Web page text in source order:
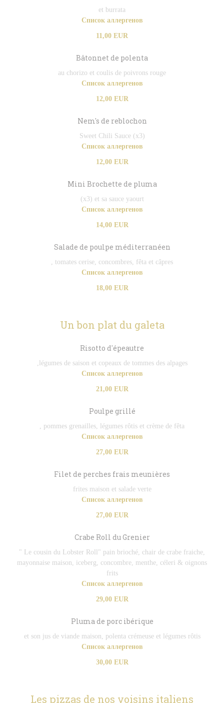
et burrata
Список аллергенов
11,00 EUR
Bâtonnet de polenta
au chorizo et coulis de poivrons rouge
Список аллергенов
12,00 EUR
Nem's de reblochon
Sweet Chili Sauce (x3)
Список аллергенов
12,00 EUR
Mini Brochette de pluma
(x3) et sa sauce yaourt
Список аллергенов
14,00 EUR
Salade de poulpe méditerranéen
, tomates cerise, concombres, fêta et câpres
Список аллергенов
18,00 EUR
Un bon plat du galeta
Risotto d'épeautre
,légumes de saison et copeaux de tommes des alpages
Список аллергенов
21,00 EUR
Poulpe grillé
, pommes grenailles, légumes rôtis et crème de fêta
Список аллергенов
27,00 EUR
Filet de perches frais meunières
frites maison et salade verte
Список аллергенов
27,00 EUR
Crabe Roll du Grenier
" Le cousin du Lobster Roll" pain brioché, chair de crabe fraiche,
mayonnaise maison, iceberg, concombre, menthe, céleri & oignons
frits
Список аллергенов
29,00 EUR
Pluma de porc ibérique
et son jus de viande maison, polenta crémeuse et légumes rôtis
Список аллергенов
30,00 EUR
Les pizzas de nos voisins italiens